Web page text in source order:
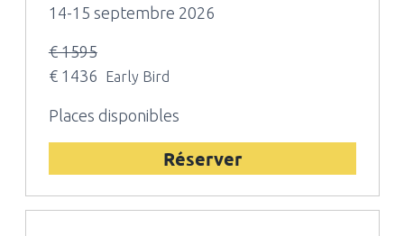
14-15 septembre 2026
€ 1595
€ 1436
Early Bird
Places disponibles
Réserver